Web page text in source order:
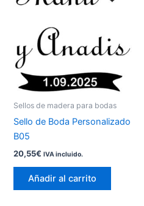
Sellos de madera para bodas
Sello de Boda Personalizado
B05
20,55€ IVA incluido.
Añadir al carrito